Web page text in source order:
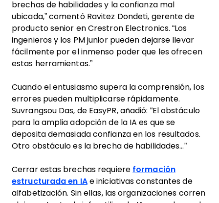
brechas de habilidades y la confianza mal
ubicada,” comentó Ravitez Dondeti, gerente de
producto senior en Crestron Electronics. “Los
ingenieros y los PM junior pueden dejarse llevar
fácilmente por el inmenso poder que les ofrecen
estas herramientas.”
Cuando el entusiasmo supera la comprensión, los
errores pueden multiplicarse rápidamente.
Suvrangsou Das, de EasyPR, añadió: “El obstáculo
para la amplia adopción de la IA es que se
deposita demasiada confianza en los resultados.
Otro obstáculo es la brecha de habilidades...”
Cerrar estas brechas requiere formación
estructurada en IAe iniciativas constantes de
alfabetización. Sin ellas, las organizaciones corren